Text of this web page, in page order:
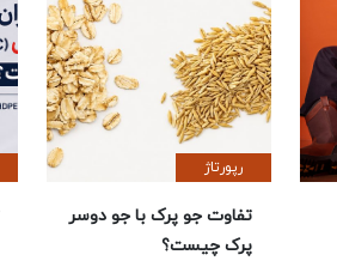
رپورتاژ
تفاوت جو پرک با جو دوسر
پرک چیست؟